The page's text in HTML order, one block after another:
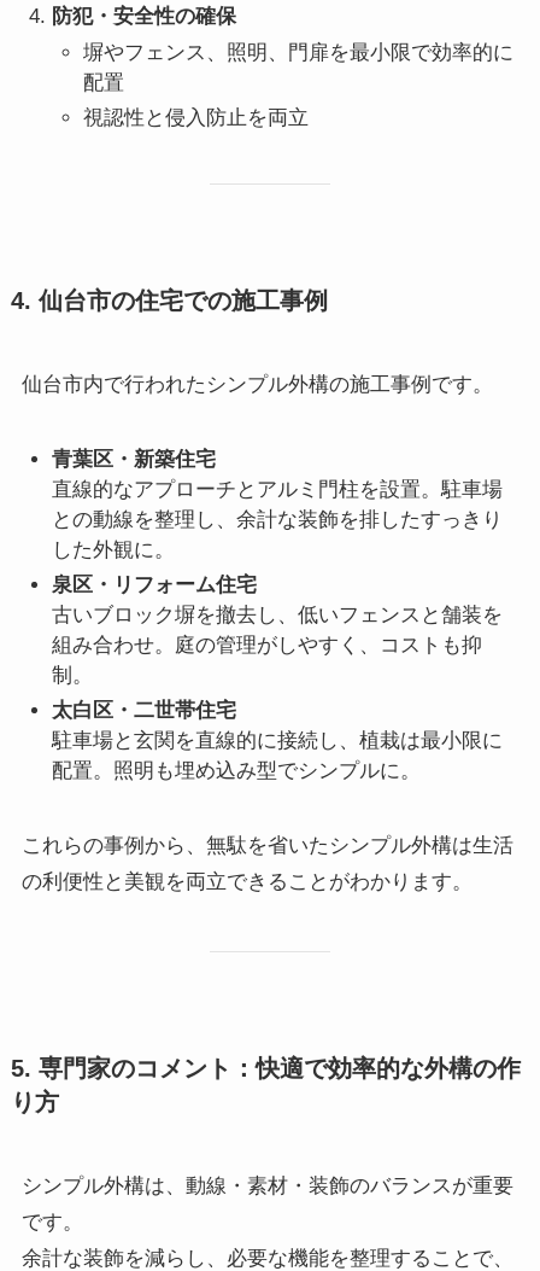
防犯・安全性の確保
塀やフェンス、照明、門扉を最小限で効率的に
配置
視認性と侵入防止を両立
4. 仙台市の住宅での施工事例
仙台市内で行われたシンプル外構の施工事例です。
青葉区・新築住宅
直線的なアプローチとアルミ門柱を設置。駐車場
との動線を整理し、余計な装飾を排したすっきり
した外観に。
泉区・リフォーム住宅
古いブロック塀を撤去し、低いフェンスと舗装を
組み合わせ。庭の管理がしやすく、コストも抑
制。
太白区・二世帯住宅
駐車場と玄関を直線的に接続し、植栽は最小限に
配置。照明も埋め込み型でシンプルに。
これらの事例から、無駄を省いたシンプル外構は生活
の利便性と美観を両立できることがわかります。
5. 専門家のコメント：快適で効率的な外構の作
り方
シンプル外構は、動線・素材・装飾のバランスが重要
です。
余計な装飾を減らし、必要な機能を整理することで、